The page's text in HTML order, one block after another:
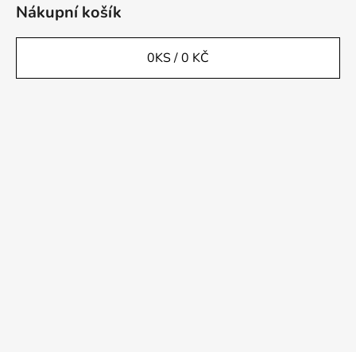
Nákupní košík
0KS /0 KČ